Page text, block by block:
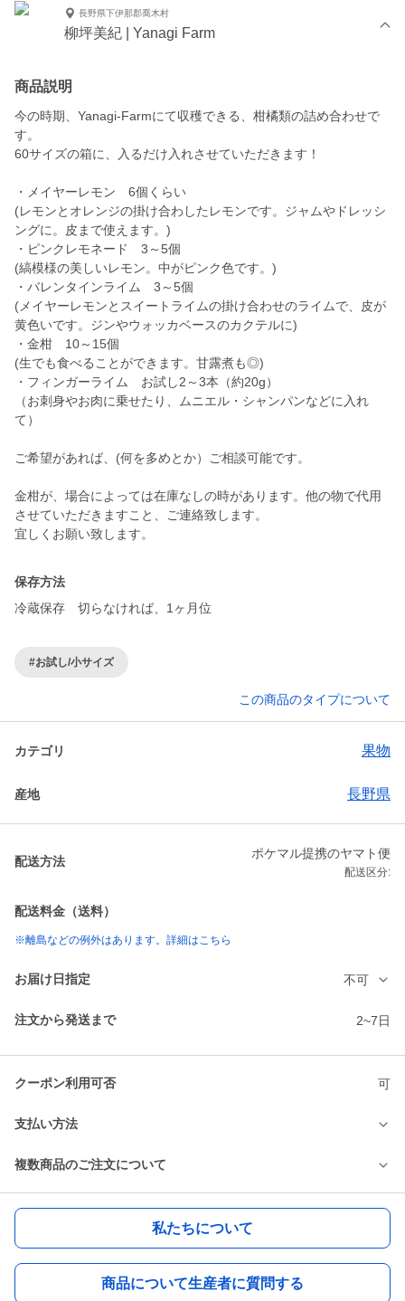
長野県下伊那郡喬木村
柳坪美紀 | Yanagi Farm
商品説明
今の時期、Yanagi-Farmにて収穫できる、柑橘類の詰め合わせで
す。
60サイズの箱に、入るだけ入れさせていただきます！
・メイヤーレモン 6個くらい
(レモンとオレンジの掛け合わしたレモンです。ジャムやドレッシ
ングに。皮まで使えます。)
・ピンクレモネード 3～5個
(縞模様の美しいレモン。中がピンク色です。)
・バレンタインライム 3～5個
(メイヤーレモンとスイートライムの掛け合わせのライムで、皮が
黄色いです。ジンやウォッカベースのカクテルに)
・金柑 10～15個
(生でも食べることができます。甘露煮も◎)
・フィンガーライム お試し2～3本（約20g）
（お刺身やお肉に乗せたり、ムニエル・シャンパンなどに入れ
て）
ご希望があれば、(何を多めとか）ご相談可能です。
金柑が、場合によっては在庫なしの時があります。他の物で代用
させていただきますこと、ご連絡致します。
宜しくお願い致します。
保存方法
冷蔵保存 切らなければ、1ヶ月位
#お試し/小サイズ
この商品のタイプについて
カテゴリ 果物
産地 長野県
配送方法
ポケマル提携のヤマト便
配送区分:
配送料金（送料）
※離島などの例外はあります。詳細はこちら
お届け日指定 不可
注文から発送まで 2~7日
クーポン利用可否 可
支払い方法
複数商品のご注文について
私たちについて
商品について生産者に質問する